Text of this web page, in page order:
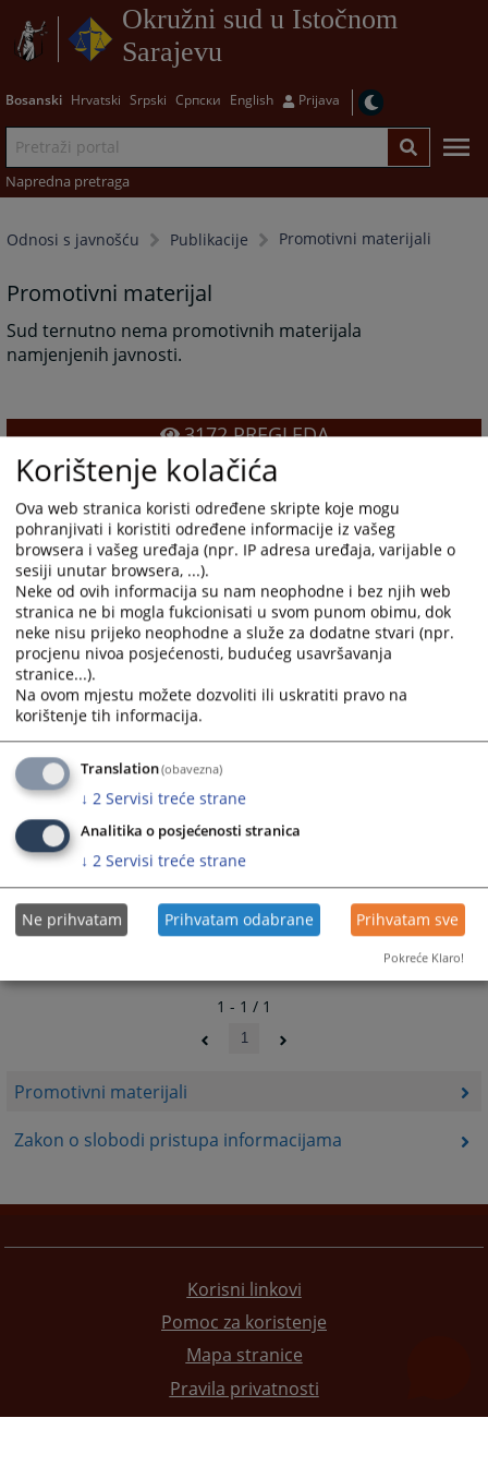
Okružni sud u Istočnom
Sarajevu
Bosanski Hrvatski Srpski Српски English Prijava
Napredna pretraga
Odnosi s javnošću Publikacije Promotivni materijali
Promotivni materijali
Zakon o slobodi pristupa informacijama
Promotivni materijal
Sud ternutno nema promotivnih materijala
namjenjenih javnosti.
3172PREGLEDA
1 - 1 / 1
1
Korisni linkovi
Pomoc za koristenje
Mapa stranice
Pravila privatnosti
Korištenje kolačića
Ova web stranica koristi određene skripte koje mogu
pohranjivati i koristiti određene informacije iz vašeg
browsera i vašeg uređaja (npr. IP adresa uređaja, varijable o
sesiji unutar browsera, ...).
Neke od ovih informacija su nam neophodne i bez njih web
stranica ne bi mogla fukcionisati u svom punom obimu, dok
neke nisu prijeko neophodne a služe za dodatne stvari (npr.
procjenu nivoa posjećenosti, budućeg usavršavanja
stranice...).
Na ovom mjestu možete dozvoliti ili uskratiti pravo na
korištenje tih informacija.
Translation(obavezna)
↓ 2 Servisi treće strane
Analitika o posjećenosti stranica
↓ 2 Servisi treće strane
Ne prihvatam Prihvatam odabrane Prihvatam sve
Pokreće Klaro!